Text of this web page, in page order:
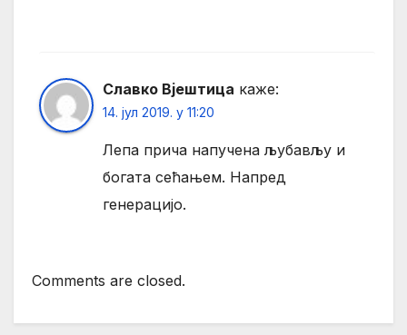
Славко Вјештица каже:
14. јул 2019. у 11:20
Лепа прича напучена љубављу и
богата сећањем. Напред
генерацијо.
Comments are closed.